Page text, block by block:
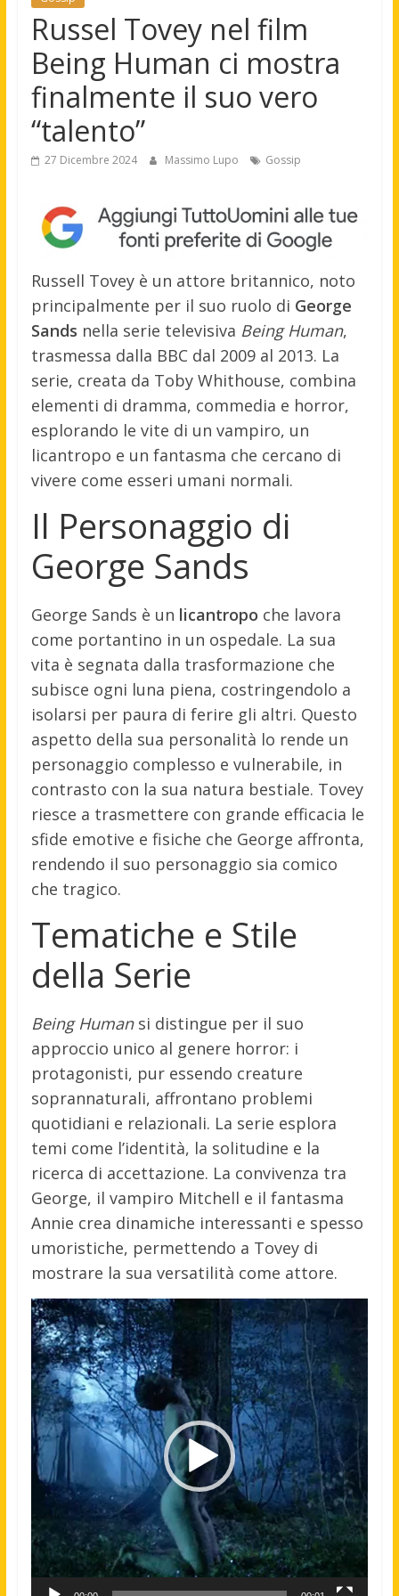
Russel Tovey nel film
Being Human ci mostra
finalmente il suo vero
“talento”
27 Dicembre 2024 Massimo Lupo Gossip
Russell Tovey è un attore britannico, noto
principalmente per il suo ruolo di George
Sands nella serie televisiva Being Human,
trasmessa dalla BBC dal 2009 al 2013. La
serie, creata da Toby Whithouse, combina
elementi di dramma, commedia e horror,
esplorando le vite di un vampiro, un
licantropo e un fantasma che cercano di
vivere come esseri umani normali.
Il Personaggio di
George Sands
George Sands è un licantropo che lavora
come portantino in un ospedale. La sua
vita è segnata dalla trasformazione che
subisce ogni luna piena, costringendolo a
isolarsi per paura di ferire gli altri. Questo
aspetto della sua personalità lo rende un
personaggio complesso e vulnerabile, in
contrasto con la sua natura bestiale. Tovey
riesce a trasmettere con grande efficacia le
sfide emotive e fisiche che George affronta,
rendendo il suo personaggio sia comico
che tragico.
Tematiche e Stile
della Serie
Being Humansi distingue per il suo
approccio unico al genere horror: i
protagonisti, pur essendo creature
soprannaturali, affrontano problemi
quotidiani e relazionali. La serie esplora
temi come l’identità, la solitudine e la
ricerca di accettazione. La convivenza tra
George, il vampiro Mitchell e il fantasma
Annie crea dinamiche interessanti e spesso
umoristiche, permettendo a Tovey di
mostrare la sua versatilità come attore.
Video
Player